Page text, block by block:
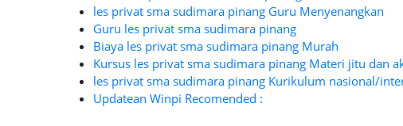
les privat sma sudimara pinang Guru Menyenangkan
Guru les privat sma sudimara pinang
Biaya les privat sma sudimara pinang Murah
Kursus les privat sma sudimara pinang Materi jitu dan
les privat sma sudimara pinang Kurikulum nasional/
Updatean Winpi Recomended :